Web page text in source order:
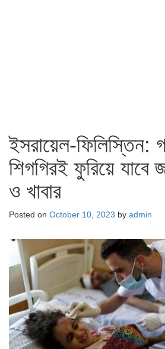
ইসরায়েল-ফিলিস্তিন:
শিগগিরই ফুরিয়ে যাবে
ও খাবার
Posted on October 10, 2023 by admin